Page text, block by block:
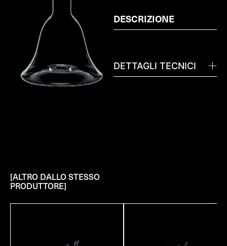
DESCRIZIONE
DETTAGLI TECNICI
[ALTRO DALLO STESSO
PRODUTTORE]